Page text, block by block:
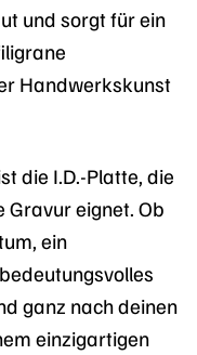
und sorgt für ein
Handwerkskunst
die I.D.-Platte, die
eignet. Ob
ein
ganz nach deinen
einzigartigen